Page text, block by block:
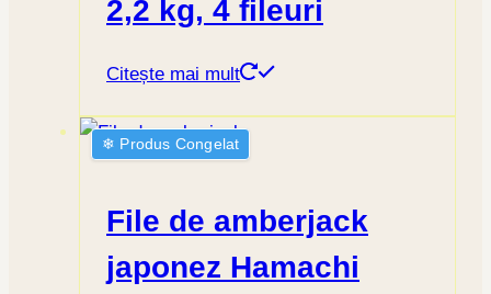
2,2 kg, 4 fileuri
Citește mai mult
❄︎ Produs Congelat
File de amberjack
japonez Hamachi